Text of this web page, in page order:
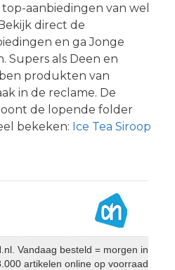
aanbiedingen van wel
direct de
en ga Jonge
Supers als Deen en
produkten van
in de reclame. De
de lopende folder
bekeken: Ice Tea Siroop
Vandaag besteld = morgen in
artikelen online op voorraad